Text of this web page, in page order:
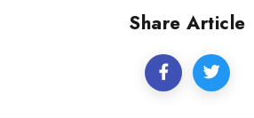
Share Article